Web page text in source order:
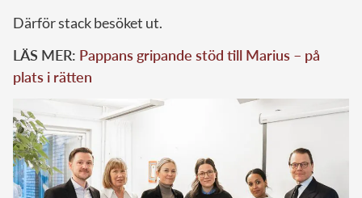
Därför stack besöket ut.
LÄS MER: Pappans gripande stöd till Marius – på
plats i rätten